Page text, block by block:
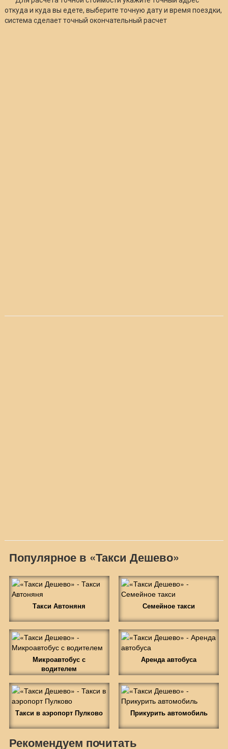
откуда и куда вы едете, выберите точную дату и время поездки,
система сделает точный окончательный расчет
Популярное в «Такси Дешево»
Такси Автоняня Семейное такси
Микроавтобус с
водителем
Аренда автобуса
Такси в аэропорт Пулково Прикурить автомобиль
Рекомендуем почитать